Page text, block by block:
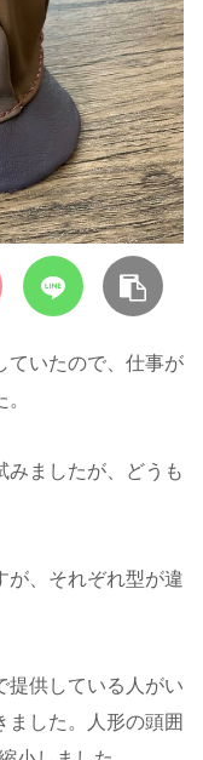
ていたので、仕事が
みましたが、どうも
が、それぞれ型が違
提供している人がい
ました。人形の頭囲